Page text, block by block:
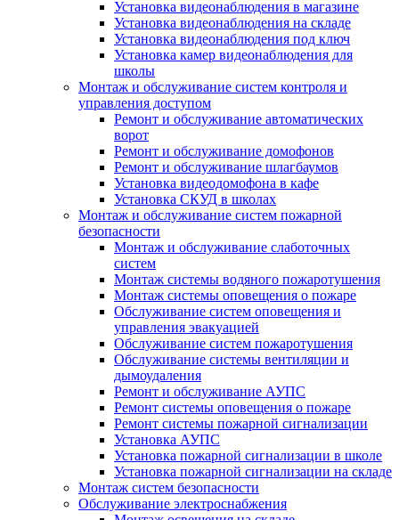
Установка видеонаблюдения в магазине
Установка видеонаблюдения на складе
Установка видеонаблюдения под ключ
Установка камер видеонаблюдения для
школы
Монтаж и обслуживание систем контроля и
управления доступом
Ремонт и обслуживание автоматических
ворот
Ремонт и обслуживание домофонов
Ремонт и обслуживание шлагбаумов
Установка видеодомофона в кафе
Установка СКУД в школах
Монтаж и обслуживание систем пожарной
безопасности
Монтаж и обслуживание слаботочных
систем
Монтаж системы водяного пожаротушения
Монтаж системы оповещения о пожаре
Обслуживание систем оповещения и
управления эвакуацией
Обслуживание систем пожаротушения
Обслуживание системы вентиляции и
дымоудаления
Ремонт и обслуживание АУПС
Ремонт системы оповещения о пожаре
Ремонт системы пожарной сигнализации
Установка АУПС
Установка пожарной сигнализации в школе
Установка пожарной сигнализации на складе
Монтаж систем безопасности
Обслуживание электроснабжения